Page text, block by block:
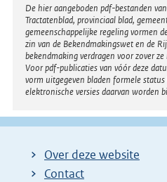
Disclaimer
De hier aangeboden pdf-bestanden
Tractatenblad, provinciaal blad,
gemeenschappelijke regeling vormen
zin van de Bekendmakingswet en de
bekendmaking verdragen voor zover
Voor pdf-publicaties van vóór deze
vorm uitgegeven bladen formele
elektronische versies daarvan worden
Over deze website
Contact